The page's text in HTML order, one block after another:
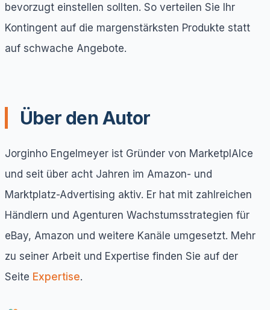
bevorzugt einstellen sollten. So verteilen Sie Ihr
Kontingent auf die margenstärksten Produkte statt
auf schwache Angebote.
Über den Autor
Jorginho Engelmeyer ist Gründer von MarketplAIce
und seit über acht Jahren im Amazon- und
Marktplatz-Advertising aktiv. Er hat mit zahlreichen
Händlern und Agenturen Wachstumsstrategien für
eBay, Amazon und weitere Kanäle umgesetzt. Mehr
zu seiner Arbeit und Expertise finden Sie auf der
Seite Expertise.